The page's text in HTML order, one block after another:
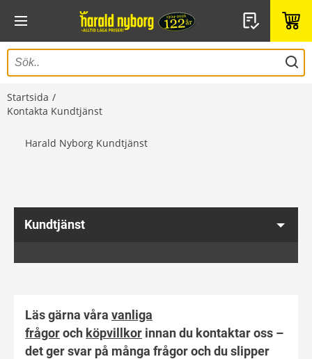
Startsida
Kontakta Kundtjänst
Harald Nyborg Kundtjänst
Kundtjänst
Läs gärna våra vanliga
frågoroch köpvillkor innan du kontaktar oss –
det ger svar på många frågor och du slipper